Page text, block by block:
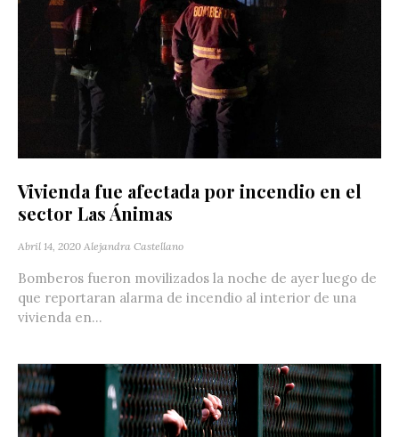
Vivienda fue afectada por incendio en el
sector Las Ánimas
Abril 14, 2020 Alejandra Castellano
Bomberos fueron movilizados la noche de ayer luego de
que reportaran alarma de incendio al interior de una
vivienda en...